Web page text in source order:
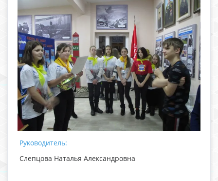
Руководитель:
Слепцова Наталья Александровна